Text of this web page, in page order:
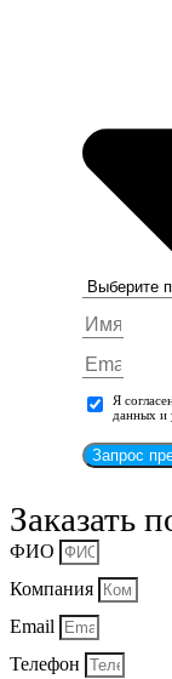
Я
данных и
Запрос
Заказать
ФИО
Компания
Email
Телефон